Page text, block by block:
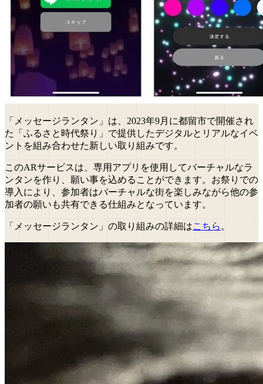
「メッセージランタン」は、2023年9月に都留市で開催され
た「ふるさと時代祭り」で提供したデジタルとリアルなイベ
ントを組み合わせた新しい取り組みです。
このARサービスは、専用アプリを使用してバーチャルなラ
ンタンを作り、願い事を込めることができます。お祭りでの
導入により、参加者はバーチャルな街を楽しみながら他の参
加者の願いも共有できる仕組みとなっています。
「メッセージランタン」の取り組みの詳細はこちら 。